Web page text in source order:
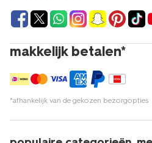
makkelijk betalen*
*afhankelijk van de gekozen bezorgopties